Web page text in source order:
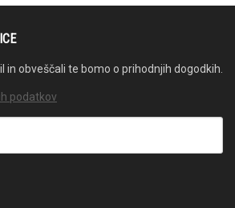
in obveščali te bomo o prihodnjih dogodkih.
podatkov